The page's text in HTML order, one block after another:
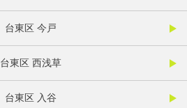
台東区 今戸
台東区 西浅草
台東区 入谷